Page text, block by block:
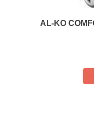
AL-KO